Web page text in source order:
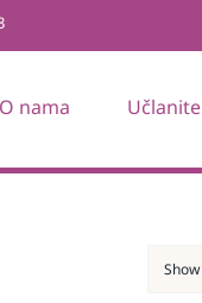
O nama
Show